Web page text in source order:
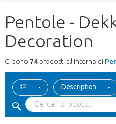
Pentole -
Decoration
Ci sono 74 prodotti all'interno di
Description